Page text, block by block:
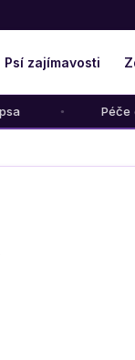
Psí zajímavosti
Péče o psího